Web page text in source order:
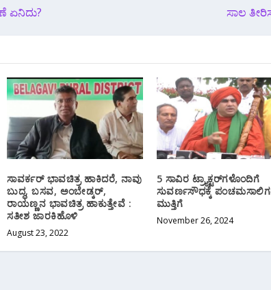
ಏನಿದು? ಸಾಲ
ಸಾವರ್ಕರ್ ಭಾವಚಿತ್ರ ಹಾಕಿದರೆ, ನಾವು
ಬುದ್ಧ, ಬಸವ, ಅಂಬೇಡ್ಕರ್,
ರಾಯಣ್ಣನ ಭಾವಚಿತ್ರ ಹಾಕುತ್ತೇವೆ :
ಸತೀಶ ಜಾರಕಿಹೊಳಿ
August 23, 2022
5 ಸಾವಿರ ಟ್ರ್ಯಾಕ್ಟರ್​ಗಳೊಂದಿಗೆ
ಸುವರ್ಣಸೌಧಕ್ಕೆ
ಮುತ್ತಿಗೆ
November 26, 2024